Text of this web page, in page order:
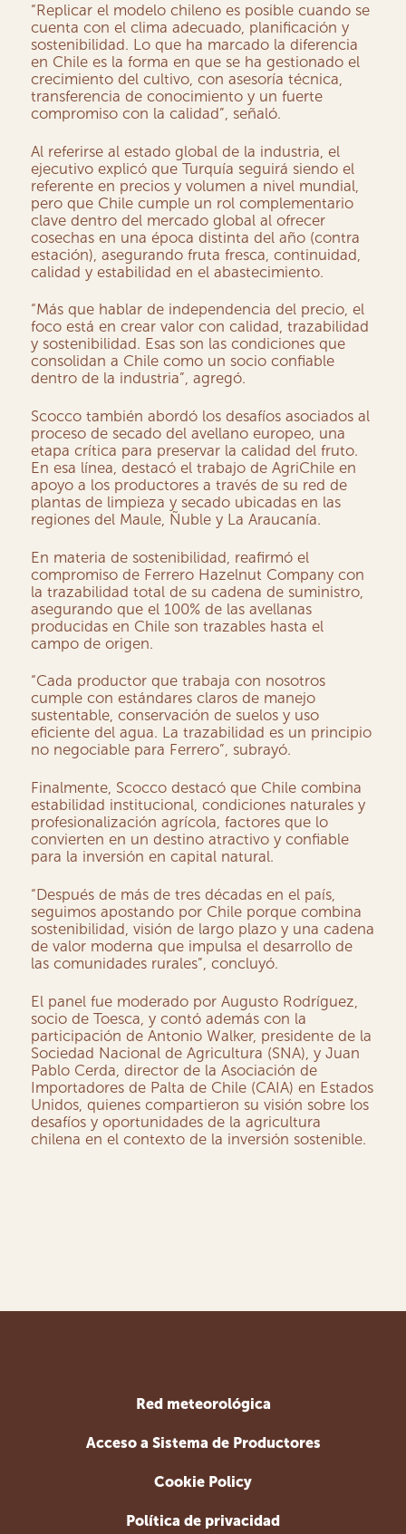
“Replicar el modelo chileno es posible cuando se
cuenta con el clima adecuado, planificación y
sostenibilidad. Lo que ha marcado la diferencia
en Chile es la forma en que se ha gestionado el
crecimiento del cultivo, con asesoría técnica,
transferencia de conocimiento y un fuerte
compromiso con la calidad”, señaló.
Al referirse al estado global de la industria, el
ejecutivo explicó que Turquía seguirá siendo el
referente en precios y volumen a nivel mundial,
pero que Chile cumple un rol complementario
clave dentro del mercado global al ofrecer
cosechas en una época distinta del año (contra
estación), asegurando fruta fresca, continuidad,
calidad y estabilidad en el abastecimiento.
“Más que hablar de independencia del precio, el
foco está en crear valor con calidad, trazabilidad
y sostenibilidad. Esas son las condiciones que
consolidan a Chile como un socio confiable
dentro de la industria”, agregó.
Scocco también abordó los desafíos asociados al
proceso de secado del avellano europeo, una
etapa crítica para preservar la calidad del fruto.
En esa línea, destacó el trabajo de AgriChile en
apoyo a los productores a través de su red de
plantas de limpieza y secado ubicadas en las
regiones del Maule, Ñuble y La Araucanía.
En materia de sostenibilidad, reafirmó el
compromiso de Ferrero Hazelnut Company con
la trazabilidad total de su cadena de suministro,
asegurando que el 100% de las avellanas
producidas en Chile son trazables hasta el
campo de origen.
“Cada productor que trabaja con nosotros
cumple con estándares claros de manejo
sustentable, conservación de suelos y uso
eficiente del agua. La trazabilidad es un principio
no negociable para Ferrero”, subrayó.
Finalmente, Scocco destacó que Chile combina
estabilidad institucional, condiciones naturales y
profesionalización agrícola, factores que lo
convierten en un destino atractivo y confiable
para la inversión en capital natural.
“Después de más de tres décadas en el país,
seguimos apostando por Chile porque combina
sostenibilidad, visión de largo plazo y una cadena
de valor moderna que impulsa el desarrollo de
las comunidades rurales”, concluyó.
El panel fue moderado por Augusto Rodríguez,
socio de Toesca, y contó además con la
participación de Antonio Walker, presidente de la
Sociedad Nacional de Agricultura (SNA), y Juan
Pablo Cerda, director de la Asociación de
Importadores de Palta de Chile (CAIA) en Estados
Unidos, quienes compartieron su visión sobre los
desafíos y oportunidades de la agricultura
chilena en el contexto de la inversión sostenible.
Red meteorológica
Acceso a Sistema de Productores
Cookie Policy
Política de privacidad